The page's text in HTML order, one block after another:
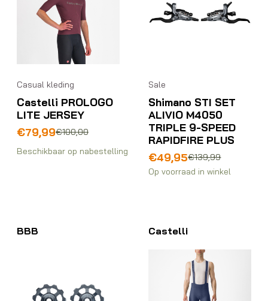
Casual kleding
Castelli PROLOGO
LITE JERSEY
€100,00
Oorspronkelijke
was:
€79,99
Huidige
is:
Beschikbaar op nabestelling
Sale
Shimano STI SET
ALIVIO M4050
TRIPLE 9-SPEED
RAPIDFIRE PLUS
€139,99
Oorspronkelijke
prijs
€49,95
Huidige
prijs
Op voorraad in winkel
BBB Castelli